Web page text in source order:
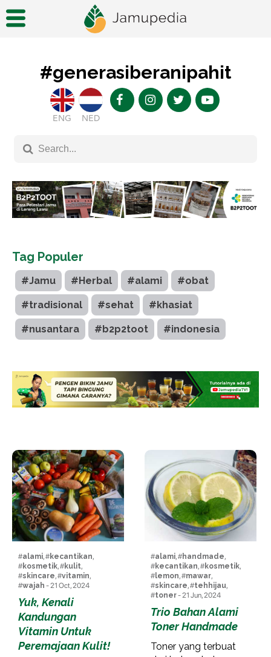
#generasiberanipahit
ENG NED
Tag Populer
#Jamu #Herbal #alami #obat
#tradisional #sehat #khasiat
#nusantara #b2p2toot #indonesia
#alami, #kecantikan,
#kosmetik, #kulit,
#skincare, #vitamin,
#wajah - 21 Oct, 2024
Yuk, Kenali
Kandungan
Vitamin Untuk
Peremajaan Kulit!
#alami, #handmade,
#kecantikan, #kosmetik,
#lemon, #mawar,
#skincare, #tehhijau,
#toner- 21 Jun, 2024
Trio Bahan Alami
Toner Handmade
Toner yang terbuat